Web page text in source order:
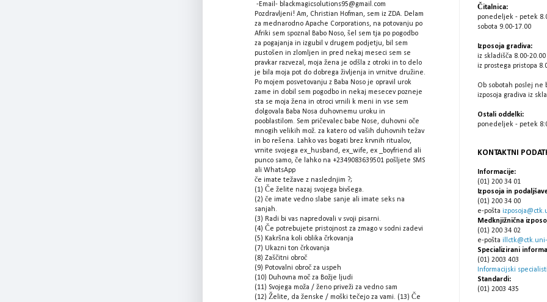
-Email- blackmagicsolutions95@gmail.com
Pozdravljeni! Am, Christian Hofman, sem iz ZDA. Delam
za mednarodno Apache Corporations, na potovanju po
Afriki sem spoznal Babo Noso, šel sem tja po pogodbo
za pogajanja in izgubil v drugem podjetju, bil sem
pustošen in zlomljen in pred nekaj meseci sem se
pravkar razvezal, moja žena je odšla z otroki in to delo
je bila moja pot do dobrega življenja in vrnitve družine.
Po mojem posvetovanju z Baba Noso je opravil urok
zame in dobil sem pogodbo in nekaj mesecev pozneje
sta se moja žena in otroci vrnili k meni in vse sem
dolgovala Baba Nosa duhovnemu uroku in
pooblastilom. Sem pričevalec babe Nose, duhovni oče
mnogih velikih mož. za katero od vaših duhovnih težav
in bo rešena. Lahko vas bogati brez krvnih ritualov,
vrnite svojega ex_husband, ex_wife, ex _boyfriend ali
punco samo, če lahko na +2349083639501 pošljete SMS
ali WhatsApp
če imate težave z naslednjim ?;
(1) Če želite nazaj svojega bivšega.
(2) če imate vedno slabe sanje ali imate seks na
sanjah.
(3) Radi bi vas napredovali v svoji pisarni.
(4) Če potrebujete pristojnost za zmago v sodni zadevi
(5) Kakršna koli oblika črkovanja
(7) Ukazni ton črkovanja
(8) Zaščitni obroč
(9) Potovalni obroč za uspeh
(10) Duhovna moč za Božje ljudi
(11) Svojega moža / ženo priveži za vedno sam
(12) Želite, da ženske / moški tečejo za vami. (13) Če
Čitalnica:
ponedeljek - petek
sobota 9.00-17.00
Izposoja gradiva:
iz skladišča 8.00-20.00
iz prostega pristopa
Ob sobotah poslej ne
izposoja gradiva iz
Ostali oddelki:
ponedeljek - petek
KONTAKTNI
Informacije:
(01) 200 34 01
Izposoja in
(01) 200 34 00
e-pošta
Medknjižnična
(01) 200 34 02
e-pošta
Specializirani
(01) 2003 403
Informacijski specialisti
Standardi:
(01) 2003 435